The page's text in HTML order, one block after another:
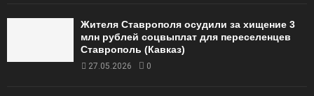
Жителя Ставрополя осудили за хищение 3
млн рублей соцвыплат для переселенцев
Ставрополь (Кавказ)
27.05.2026 0